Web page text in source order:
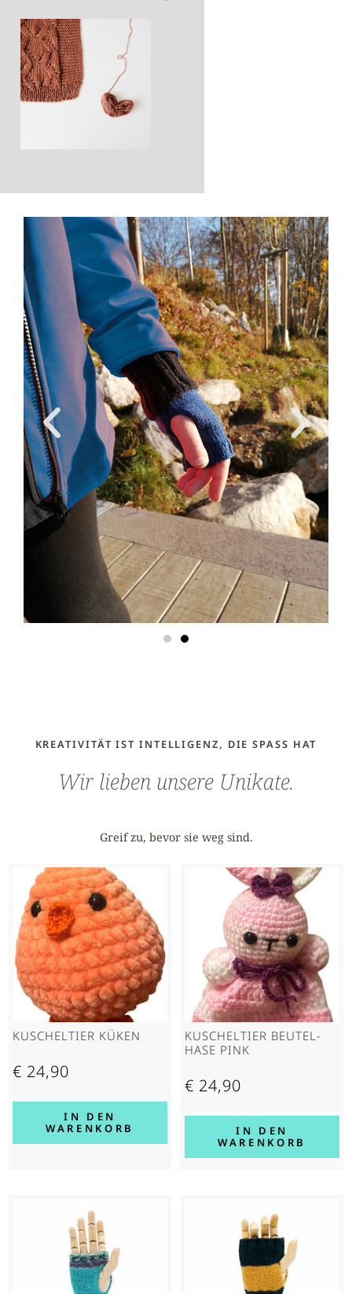
KREATIVITÄT IST INTELLIGENZ, DIE SPASS HAT
Wir lieben unsere Unikate.
Greif zu, bevor sie weg sind.
KUSCHELTIER KÜKEN
€ 24,90
IN DEN
WARENKORB
KUSCHELTIER BEUTEL-
HASE PINK
€ 24,90
IN DEN
WARENKORB